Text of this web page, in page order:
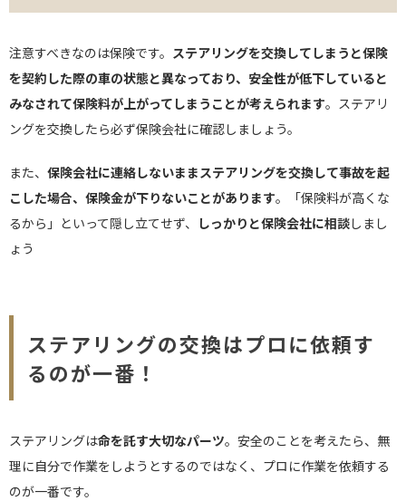
注意すべきなのは保険です。 ステアリングを交換してしまうと保険
を契約した際の車の状態と異なっており、安全性が低下していると
みなされて保険料が上がってしまうことが考えられます。ステアリ
ングを交換したら必ず保険会社に確認しましょう。
また、 保険会社に連絡しないままステアリングを交換して事故を起
こした場合、保険金が下りないことがあります。「保険料が高くな
るから」といって隠し立てせず、
しっかりと保険会社に相談しまし
ょう
ステアリングの交換はプロに依頼す
るのが一番！
ステアリングは命を託す大切なパーツ。安全のことを考えたら、無
理に自分で作業をしようとするのではなく、プロに作業を依頼する
のが一番です。